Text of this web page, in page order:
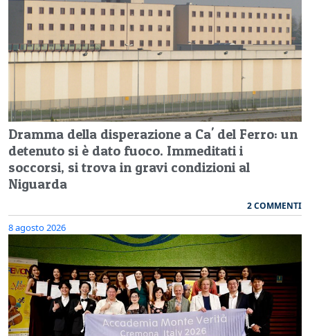
Dramma della disperazione a Ca' del Ferro: un
detenuto si è dato fuoco. Immeditati i
soccorsi, si trova in gravi condizioni al
Niguarda
2 COMMENTI
8 agosto 2026